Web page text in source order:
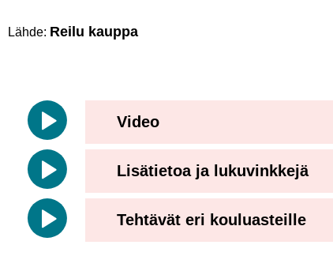
Lähde: Reilu kauppa
Video
Lisätietoa ja lukuvinkkejä
Tehtävät eri kouluasteille